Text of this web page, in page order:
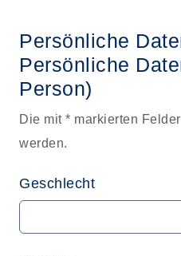
Persönliche
Persönliche
Person)
Die mit * markierten
werden.
Geschlecht